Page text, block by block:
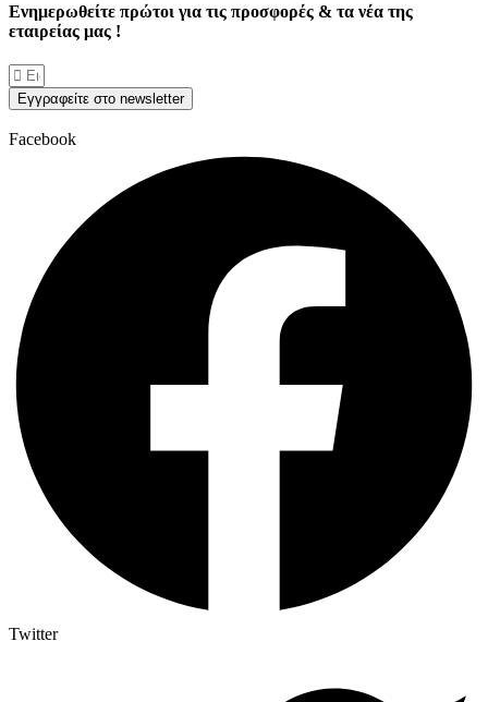
Ενημερωθείτε πρώτοι για τις προσφορές & τα νέα της
εταιρείας μας !
Εγγραφείτε στο newsletter
Facebook
Twitter